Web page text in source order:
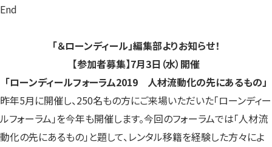
End
「＆ローンディール」編集部よりお知らせ！
【参加者募集】7月3日（水）開催
「ローンディールフォーラム2019 人材流動化の先にあるもの」
昨年5月に開催し、250名もの方にご来場いただいた「ローンディー
ルフォーラム」を今年も開催します。今回のフォーラムでは「人材流
動化の先にあるもの」と題して、レンタル移籍を経験した方々によ